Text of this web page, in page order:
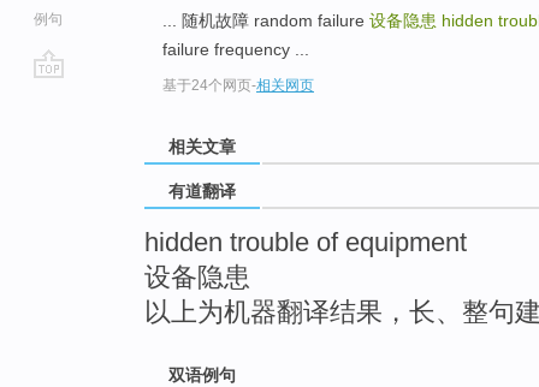
例句
... 随机故障 random failure 设备隐患 hidden
failure frequency ...
基于24个网页-相关网页
相关文章
有道翻译
hidden trouble of equipment
设备隐患
以上为机器翻译结果，长、整句
双语例句